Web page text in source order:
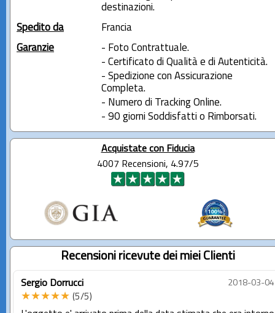
destinazioni.
Spedito da
Francia
Garanzie
- Foto Contrattuale.
- Certificato di Qualità e di Autenticità.
- Spedizione con Assicurazione
Completa.
- Numero di Tracking Online.
- 90 giorni Soddisfatti o Rimborsati.
Acquistate con Fiducia
4007 Recensioni, 4.97/5
Recensioni ricevute dei miei Clienti
Sergio Dorrucci 2018-03-04
★★★★★ (5/5)